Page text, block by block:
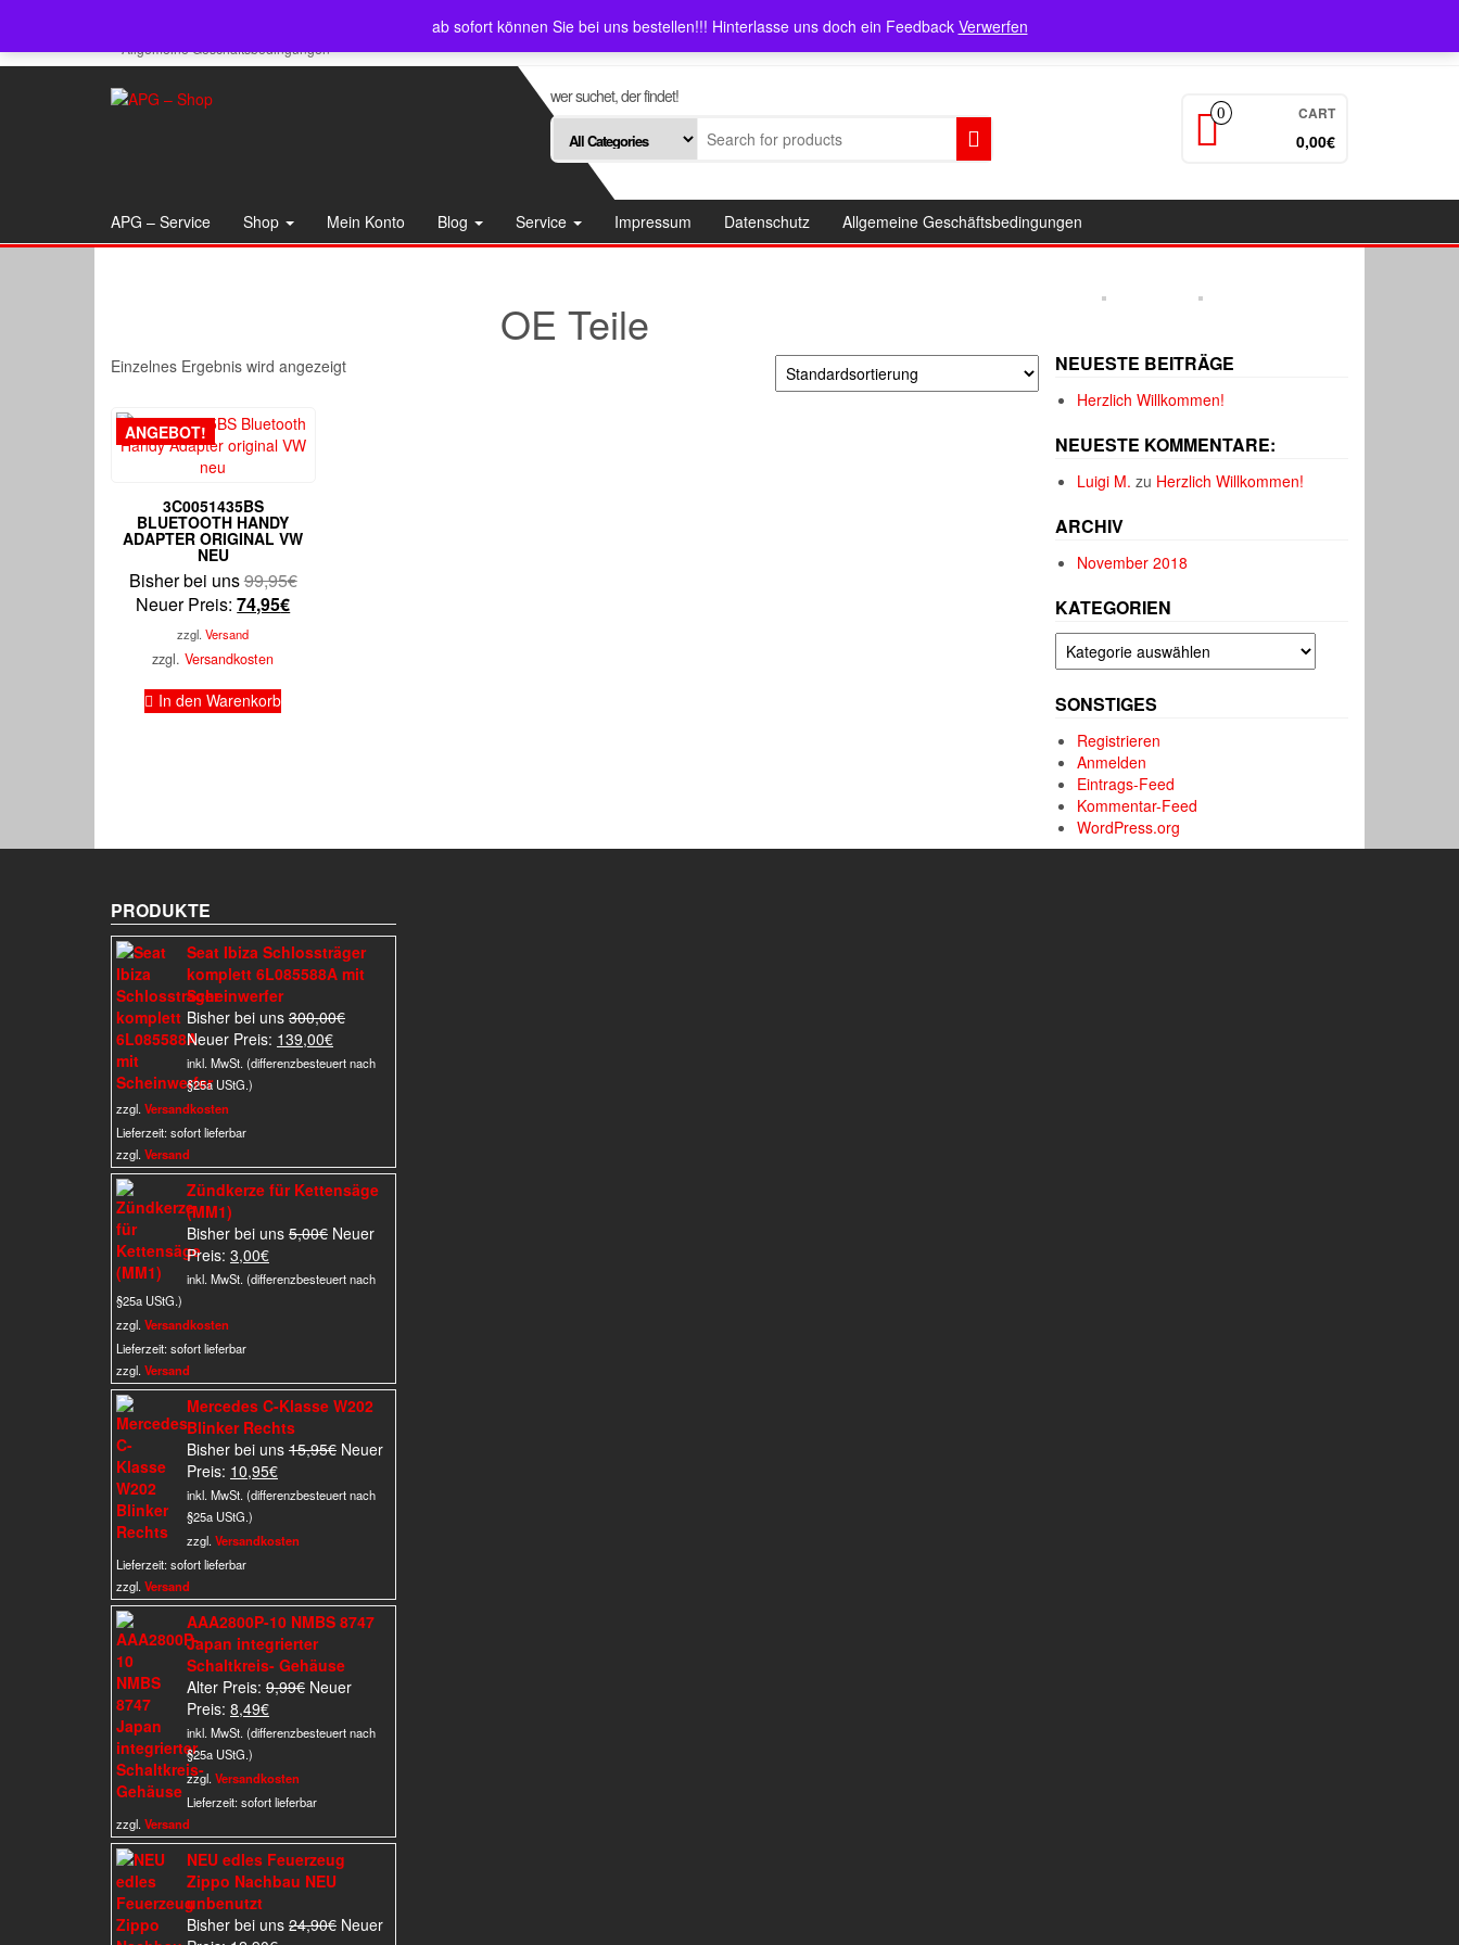
the
ab sofort können Sie bei uns bestellen!!! Hinterlasse uns doch ein Feedback Verwerfen
Allgemeine Geschäftsbedingungen
wer suchet, der findet!
0 CART
0,00€
APG – Service Shop Mein Konto Blog Service Impressum Datenschutz Allgemeine Geschäftsbedingungen
OE Teile
Einzelnes Ergebnis wird angezeigt
ANGEBOT!
3C0051435BS
BLUETOOTH HANDY
ADAPTER ORIGINAL VW
NEU
Bisher bei uns99,95€Ursprünglicher
Neuer Preis: 74,95€Aktueller
zzgl.Versand
zzgl.Versandkosten
In den Warenkorb
NEUESTE BEITRÄGE
Herzlich Willkommen!
NEUESTE KOMMENTARE:
Luigi M. zu Herzlich Willkommen!
ARCHIV
November 2018
KATEGORIEN
Kategorien
SONSTIGES
Registrieren
Anmelden
Eintrags-Feed
Kommentar-Feed
WordPress.org
PRODUKTE
Seat Ibiza Schlossträger
komplett 6L085588A mit
Scheinwerfer
Bisher bei uns 300,00€Ursprünglicher
war:
Neuer Preis: 139,00€Aktueller
Preis
inkl. MwSt. (differenzbesteuert nach
§25a UStG.)
zzgl. Versandkosten
Lieferzeit:sofort lieferbar
zzgl. Versand
Zündkerze für Kettensäge
(MM1)
Bisher bei uns 5,00€ Ursprünglicher
war:
Neuer
Preis: 3,00€Aktueller
Preis
inkl. MwSt. (differenzbesteuert nach
§25a UStG.)
zzgl. Versandkosten
Lieferzeit:sofort lieferbar
zzgl. Versand
Mercedes C-Klasse W202
Blinker Rechts
Bisher bei uns 15,95€ Ursprünglicher
war:
Neuer
Preis: 10,95€Aktueller
Preis
10,95€.
inkl. MwSt. (differenzbesteuert nach
§25a UStG.)
zzgl. Versandkosten
Lieferzeit:sofort lieferbar
zzgl. Versand
AAA2800P-10 NMBS 8747
Japan integrierter
Schaltkreis- Gehäuse
Alter Preis: 9,99€ Ursprünglicher
war:
Neuer
Preis: 8,49€Aktueller
Preis
8,49€.
inkl. MwSt. (differenzbesteuert nach
§25a UStG.)
zzgl. Versandkosten
Lieferzeit:sofort lieferbar
zzgl. Versand
NEU edles Feuerzeug
Zippo Nachbau NEU
unbenutzt
Bisher bei uns 24,90€ Ursprünglicher
Neuer